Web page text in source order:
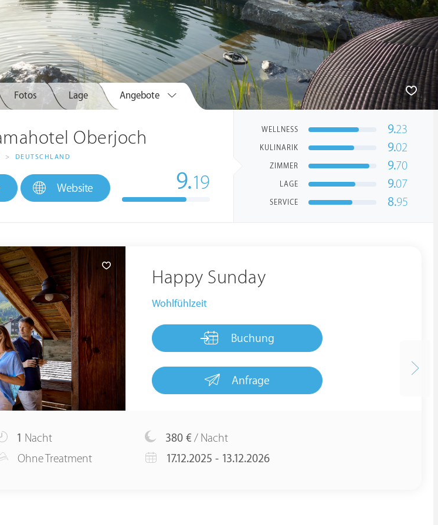
Fotos Lage Angebote
Oberjoch
> DEUTSCHLAND
Website 9.19
WELLNESS 9.23
KULINARIK 9.02
ZIMMER 9.70
LAGE 9.07
SERVICE 8.95
Happy Sunday
Wohlfühlzeit
Buchung
Anfrage
1 Nacht
Ohne Treatment
380 €/ Nacht
17.12.2025 - 13.12.2026